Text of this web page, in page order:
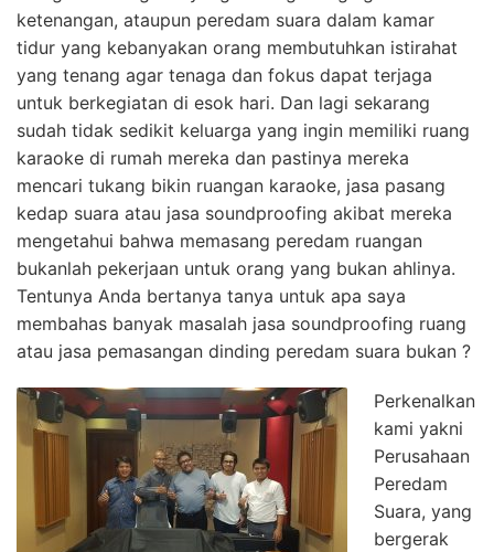
ketenangan, ataupun peredam suara dalam kamar
tidur yang kebanyakan orang membutuhkan istirahat
yang tenang agar tenaga dan fokus dapat terjaga
untuk berkegiatan di esok hari. Dan lagi sekarang
sudah tidak sedikit keluarga yang ingin memiliki ruang
karaoke di rumah mereka dan pastinya mereka
mencari tukang bikin ruangan karaoke, jasa pasang
kedap suara atau jasa soundproofing akibat mereka
mengetahui bahwa memasang peredam ruangan
bukanlah pekerjaan untuk orang yang bukan ahlinya.
Tentunya Anda bertanya tanya untuk apa saya
membahas banyak masalah jasa soundproofing ruang
atau jasa pemasangan dinding peredam suara bukan ?
Perkenalkan
kami yakni
Perusahaan
Peredam
Suara, yang
bergerak